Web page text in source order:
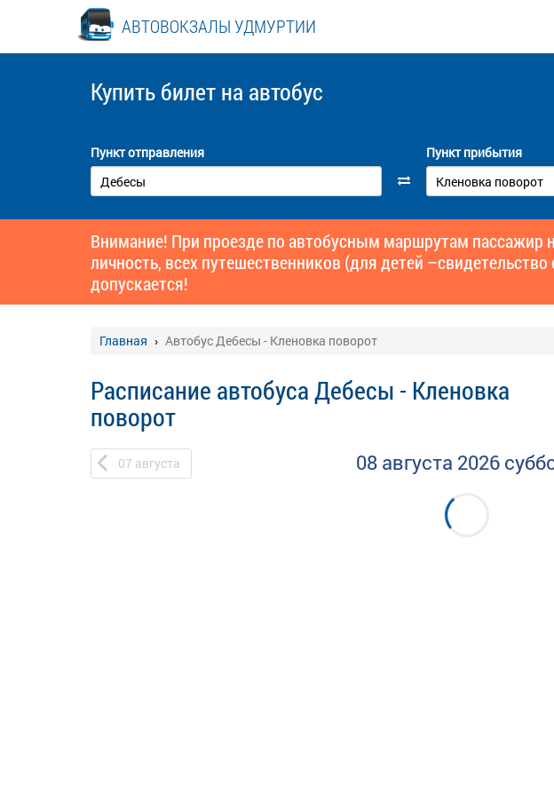
АВТОВОКЗАЛЫ УДМУРТИИ
Купить билет на автобус
Пункт отправления Пункт прибытия
Внимание! При проезде по автобусным маршрутам пассажир
личность, всех путешественников (для детей
допускается!
Главная Автобус Дебесы - Кленовка поворот
Расписание автобуса Дебесы - Кленовка
поворот
07 августа 08 августа 2026